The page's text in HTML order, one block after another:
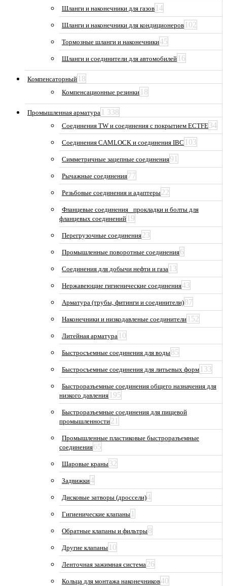
Шланги и наконечники для газов 14
Шланги и наконечники для кондиционеров 102
Тормозные шланги и наконечники45
Шланги и соединители для автомобилей 16
Компенсаторный 18
Компенсационные резинки 18
Промышленная арматура 1 338
Соединения TW и соединения с покрытием ECTFE34
Соединения CAMLOCK и соединения IBC 103
Симметричные зацепные соединения91
Рычажные соединения77
Резьбовые соединения и адаптеры22
Фланцевые соединения_ прокладки и болты для
фланцевых соединений 19
Перегрузочные соединения23
Промышленные поворотные соединения6
Соединения для добычи нефти и газа 13
Нержавеющие гигиенические соединения43
Арматура (трубы, фитинги и соединители)87
Наконечники и низкодавленые соединители 152
Литейная арматура 10
Быстросъемные соединения для воды85
Быстросъемные соединения для литьевых форм 133
Быстроразъемные соединения общего назначения для
низкого давления 195
Быстроразъемные соединения для пищевой
промышленности21
Промышленные пластиковые быстроразъемные
соединения65
Шаровые краны32
Задвижки4
Дисковые затворы (дроссели)4
Гигиенические клапаны 1
Обратные клапаны и фильтры8
Другие клапаны 10
Ленточная зажимная система26
Кольца для монтажа наконечников40